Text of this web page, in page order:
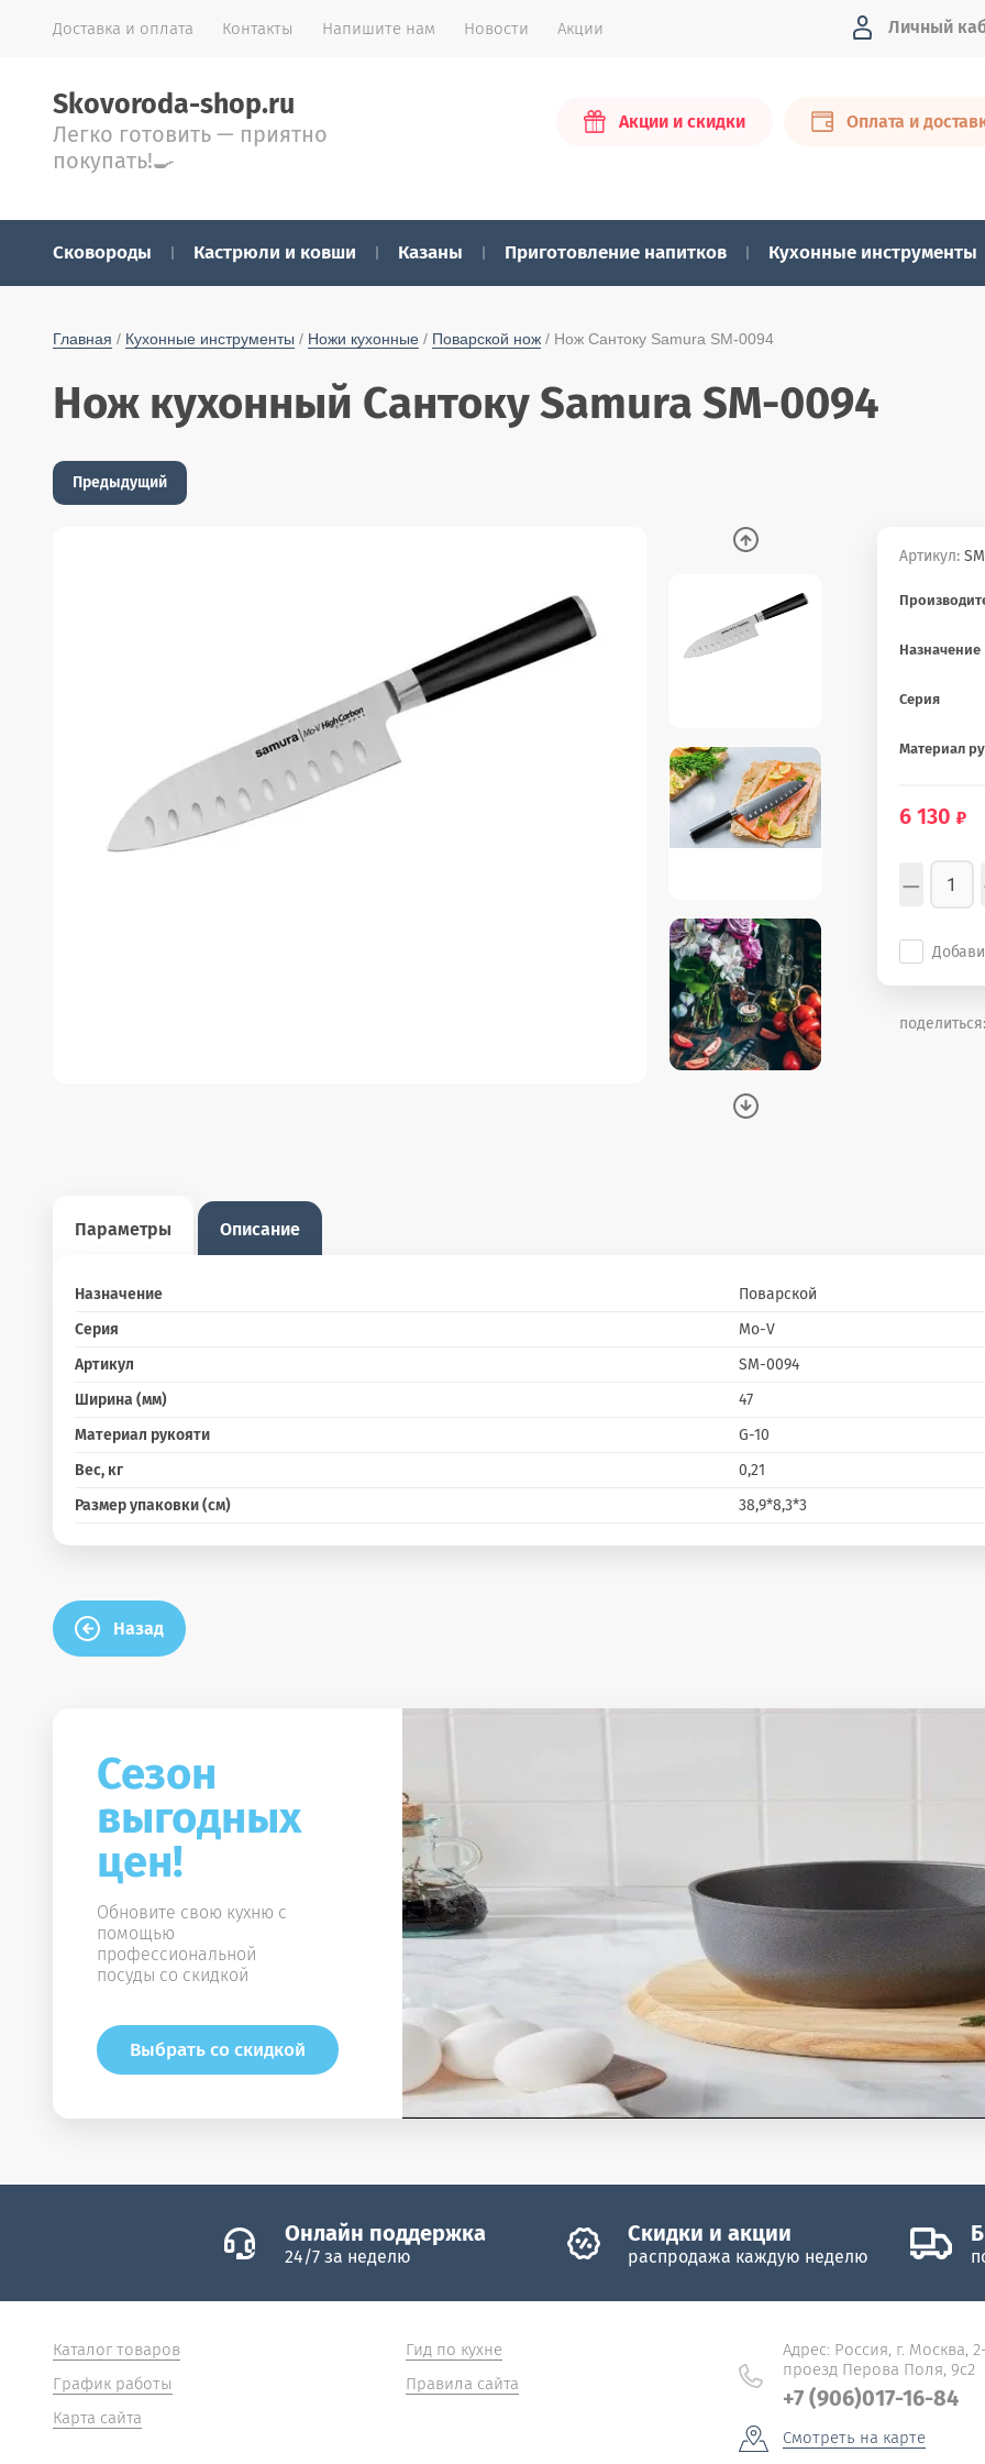
Доставка и оплата Контакты Напишите нам Новости Акции Личный
Skovoroda-shop.ru
Легко готовить — приятно
покупать!🍳
Акции и скидки Оплата и
Сковороды Кастрюли и ковши Казаны Приготовление напитков Кухонные инструменты
Главная / Кухонные инструменты / Ножи кухонные / Поварской нож / Нож Сантоку Samura SM-0094
Нож кухонный Сантоку Samura SM-0094
Предыдущий
Артикул:
Назначение
Серия
Материал
6 130
−
Параметры Описание
Назначение
Поварской
Серия
Mo-V
Артикул
SM-0094
Ширина (мм)
47
Материал рукояти
G-10
Вес, кг
0,21
Размер упаковки (см)
38,9*8,3*3
Назад
Сезон
выгодных
цен!
Обновите свою кухню с
помощью
профессиональной
посуды со скидкой
Выбрать со скидкой
Онлайн поддержка
24/7 за неделю
Скидки и акции
распродажа каждую неделю
Каталог товаров
График работы
Карта сайта
Гид по кухне
Правила сайта
Адрес: Россия, г. Москва,
проезд Перова Поля, 9с2
+7 (906)017-16-84
Смотреть на карте